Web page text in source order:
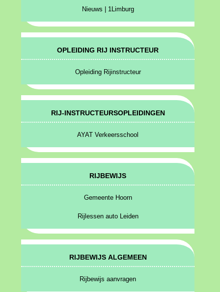
Nieuws | 1Limburg
OPLEIDING RIJ INSTRUCTEUR
Opleiding Rijinstructeur
RIJ-INSTRUCTEURSOPLEIDINGEN
AYAT Verkeersschool
RIJBEWIJS
Gemeente Hoorn
Rijlessen auto Leiden
RIJBEWIJS ALGEMEEN
Rijbewijs aanvragen